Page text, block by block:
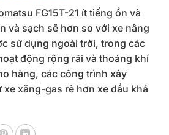
FG15T-21 ít tiếng ồn và
và sạch sẽ hơn so với xe nâng
sử dụng ngoài trời, trong các
động rộng rãi và thoáng khí
hàng, các công trình xây
xăng-gas rẻ hơn xe dầu khá